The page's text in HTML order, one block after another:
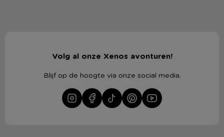
Volg al onze Xenos avonturen!
Blijf op de hoogte via onze social media.